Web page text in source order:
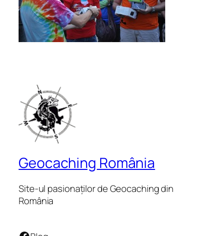
Geocaching România
Site-ul pasionaților de Geocaching din
România